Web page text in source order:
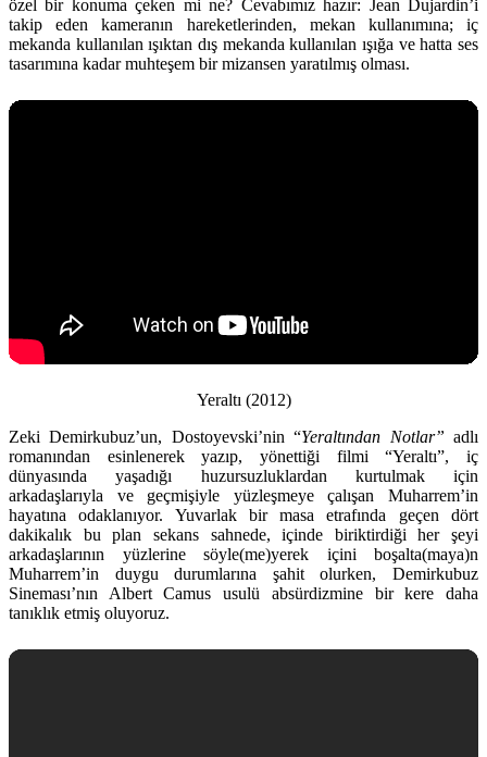
özel bir konuma çeken mi ne? Cevabımız hazır: Jean Dujardin’i
takip eden kameranın hareketlerinden, mekan kullanımına; iç
mekanda kullanılan ışıktan dış mekanda kullanılan ışığa ve hatta ses
tasarımına kadar muhteşem bir mizansen yaratılmış olması.
Yeraltı (2012)
Zeki Demirkubuz’un, Dostoyevski’nin “Yeraltından Notlar” adlı
romanından esinlenerek yazıp, yönettiği filmi “Yeraltı”, iç
dünyasında yaşadığı huzursuzluklardan kurtulmak için
arkadaşlarıyla ve geçmişiyle yüzleşmeye çalışan Muharrem’in
hayatına odaklanıyor. Yuvarlak bir masa etrafında geçen dört
dakikalık bu plan sekans sahnede, içinde biriktirdiği her şeyi
arkadaşlarının yüzlerine söyle(me)yerek içini boşalta(maya)n
Muharrem’in duygu durumlarına şahit olurken, Demirkubuz
Sineması’nın Albert Camus usulü absürdizmine bir kere daha
tanıklık etmiş oluyoruz.